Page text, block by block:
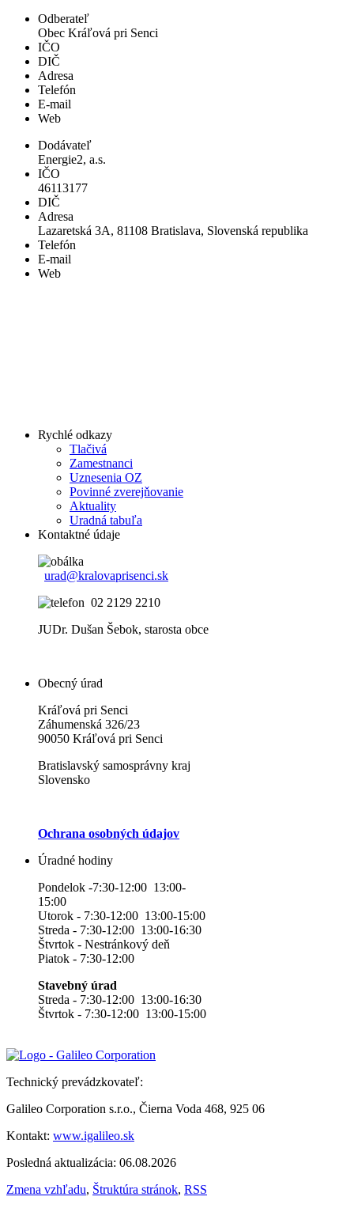
Odberateľ
Obec Kráľová pri Senci
IČO
DIČ
Adresa
Telefón
E-mail
Web
Dodávateľ
Energie2, a.s.
IČO
46113177
DIČ
Adresa
Lazaretská 3A, 81108 Bratislava, Slovenská republika
Telefón
E-mail
Web
Rychlé odkazy
Tlačivá
Zamestnanci
Uznesenia OZ
Povinné zverejňovanie
Aktuality
Uradná tabuľa
Kontaktné údaje
urad@kralovaprisenci.sk
02 2129 2210
JUDr. Dušan Šebok, starosta obce
Obecný úrad
Kráľová pri Senci
Záhumenská 326/23
90050 Kráľová pri Senci
Bratislavský samosprávny kraj
Slovensko
Ochrana osobných údajov
Úradné hodiny
Pondelok -7:30-12:00 13:00-
15:00
Utorok - 7:30-12:00 13:00-15:00
Streda - 7:30-12:00 13:00-16:30
Štvrtok - Nestránkový deň
Piatok - 7:30-12:00
Stavebný úrad
Streda - 7:30-12:00 13:00-16:30
Štvrtok - 7:30-12:00 13:00-15:00
Technický prevádzkovateľ:
Galileo Corporation s.r.o., Čierna Voda 468, 925 06
Kontakt: www.igalileo.sk
Posledná aktualizácia: 06.08.2026
Zmena vzhľadu, Štruktúra stránok, RSS